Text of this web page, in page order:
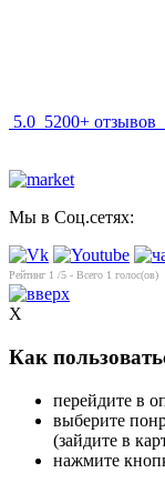
5.0 5200+ отзывов
Мы в Соц.сетях:
Рейтинг 1 /5 - Всего 1 голос(ов)
X
Как
перейдите в
выберите
(зайдите в
нажмите